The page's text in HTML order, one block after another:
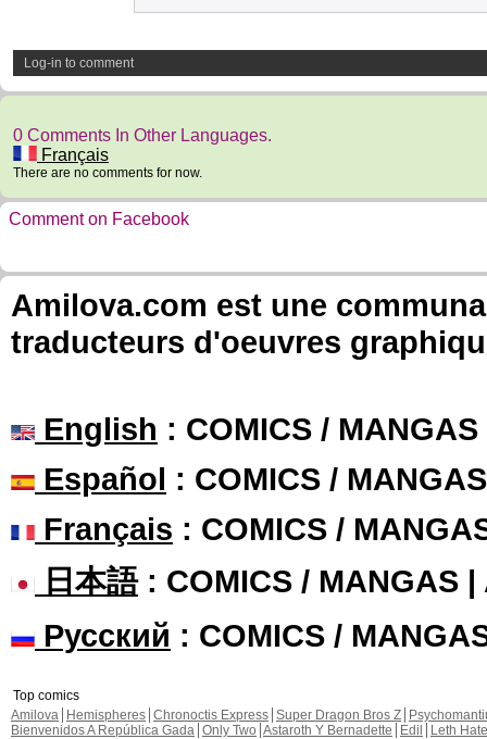
Log-in to comment
0 Comments In Other Languages.
Français
There are no comments for now.
Comment on Facebook
Amilova.com est une
traducteurs d'oeuvres
English : COMICS /
Español : COMICS /
Français : COMICS /
日本語: COMICS / MANGAS |
Русский : COMICS /
Top comics
Amilova
Hemispheres Chronoctis Express Super Dragon Bros Z
Bienvenidos A República Gada Only Two Astaroth Y Bernadette Edil
Leth Hate